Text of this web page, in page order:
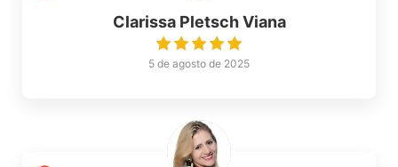
Clarissa Pletsch Viana
5 de agosto de 2025